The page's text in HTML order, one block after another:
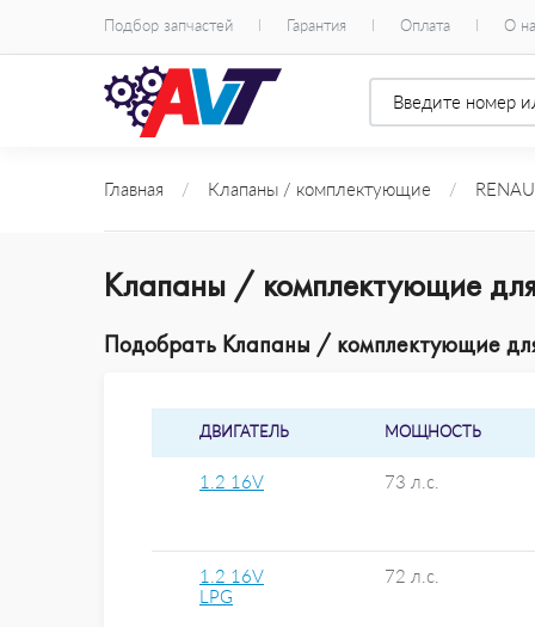
Подбор запчастей Гарантия Оплата О
Главная / Клапаны / комплектующие /
Клапаны / комплектующие
Подобрать Клапаны / комплектующие
ДВИГАТЕЛЬ МОЩНОСТЬ
1.2 16V 73 л.с.
1.2 16V
LPG
72 л.с.